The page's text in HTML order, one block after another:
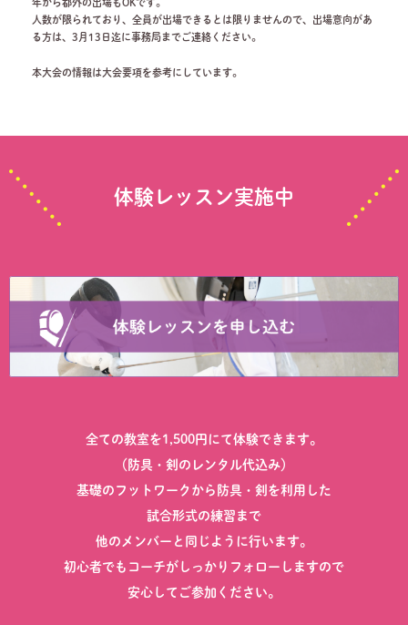
人数が限られており、全員が出場できるとは限りませんので、出場意向があ
る方は、3月13日迄に事務局までご連絡ください。
本大会の情報は大会要項を参考にしています。
体験レッスン実施中
全ての教室を1,500円にて体験できます。
（防具・剣のレンタル代込み）
基礎のフットワークから防具・剣を利用した
試合形式の練習まで
他のメンバーと同じように行います。
初心者でもコーチがしっかりフォローしますので
安心してご参加ください。